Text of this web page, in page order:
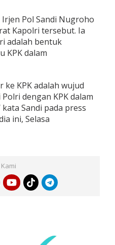
Pol Sandi Nugroho
Kapolri tersebut. Ia
adalah bentuk
KPK dalam
ke KPK adalah wujud
dengan KPK dalam
Sandi pada press
ini, Selasa